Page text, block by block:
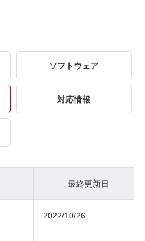
ソフトウェア
対応情報
最終更新日
2022/10/26